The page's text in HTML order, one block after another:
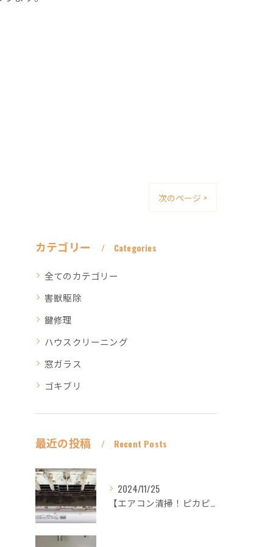
次のページ >
カテゴリー Categories
全てのカテゴリー
害獣駆除
鍵修理
ハウスクリーニング
窓ガラス
ゴキブリ
最近の投稿 Recent Posts
2024/11/25
【エアコン清掃！ピカピカ綺麗に！ハウスクリーニングなら